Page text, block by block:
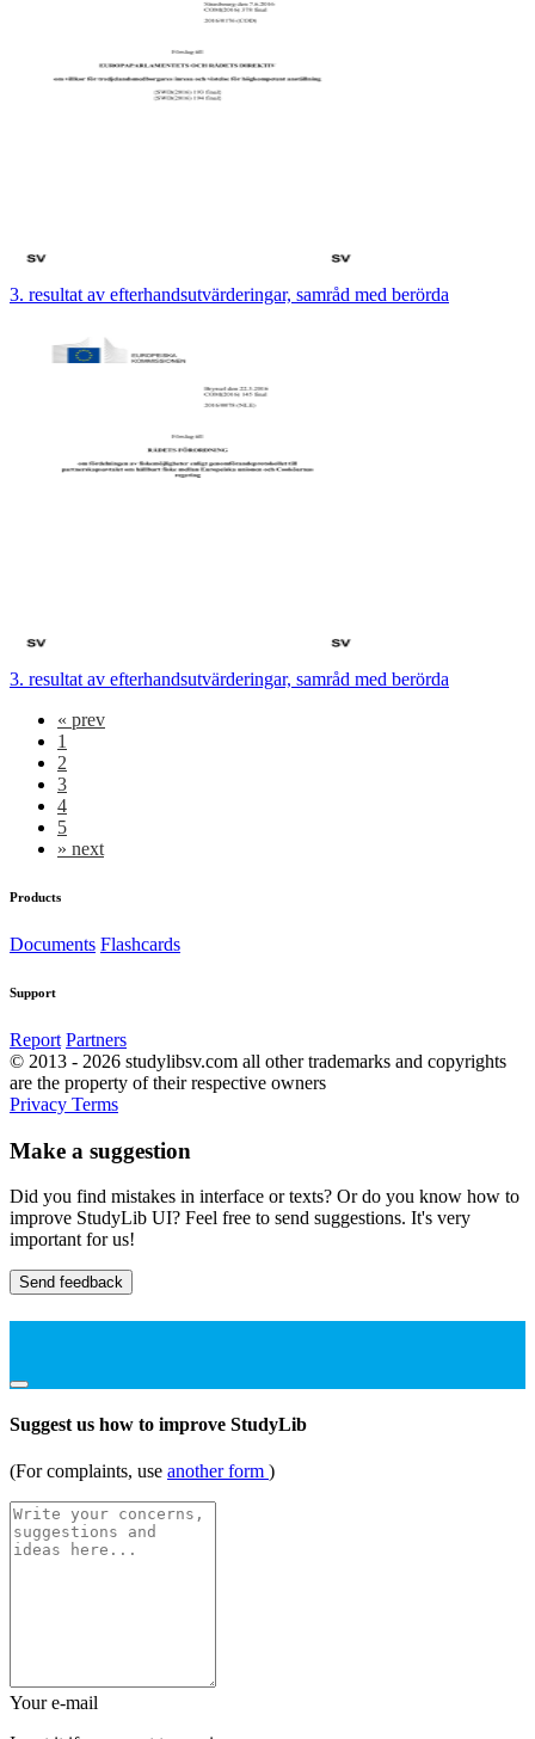
3. resultat av efterhandsutvärderingar, samråd med berörda
3. resultat av efterhandsutvärderingar, samråd med berörda
« prev
1
2
3
4
5
» next
Products
Documents Flashcards
Support
Report Partners
© 2013 - 2026 studylibsv.com all other trademarks and copyrights
are the property of their respective owners
Privacy Terms
Make a suggestion
Did you find mistakes in interface or texts? Or do you know how to
improve StudyLib UI? Feel free to send suggestions. It's very
important for us!
Send feedback
Suggest us how to improve StudyLib
(For complaints, use another form )
Your e-mail